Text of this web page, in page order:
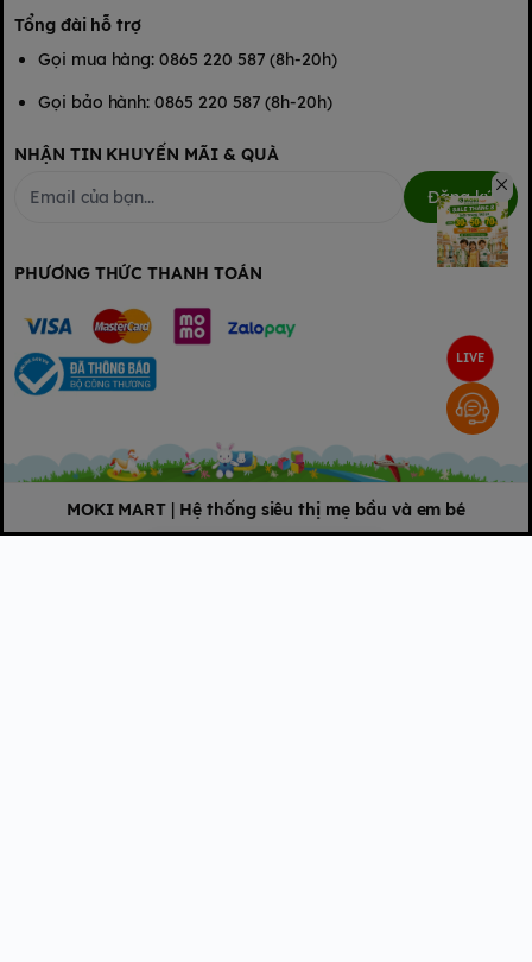
- Mì somen vị rau củ
- Mì somen vị củ cải đỏ củ dền
- Mì somen vị cải bó xôi
Khối lượng: 100gram
Tổng đài hỗ trợ
Gọi mua hàng: 0865 220 587 (8h-20h)
Gọi bảo hành: 0865 220 587 (8h-20h)
NHẬN TIN KHUYẾN MÃI & QUÀ
Đăng ký
PHƯƠNG THỨC THANH TOÁN
MOKI MART | Hệ thống siêu thị mẹ bầu và em bé
LIVE